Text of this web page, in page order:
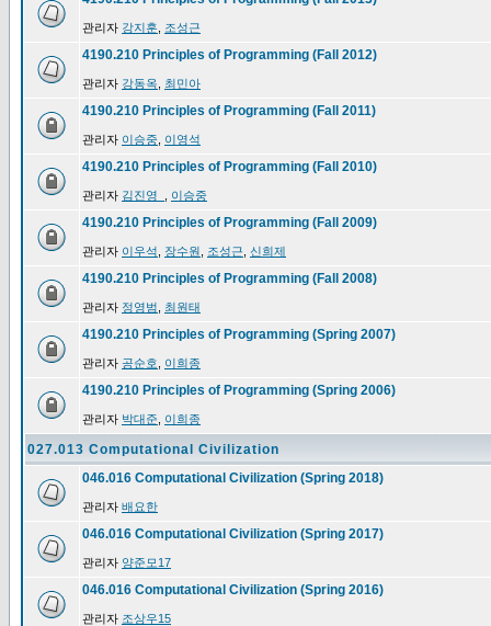
관리자 강지훈 조성근
4190.210 Principles of Programming (Fall 2012)
관리자 강동옥 최민아
4190.210 Principles of Programming (Fall 2011)
관리자 이승중 이영석
4190.210 Principles of Programming (Fall 2010)
관리자 김진영_ 이승중
4190.210 Principles of Programming (Fall 2009)
관리자 이우석 장수원 조성근 신희제
4190.210 Principles of Programming (Fall 2008)
관리자 정영범 최원태
4190.210 Principles of Programming (Spring 2007)
관리자 공순호 이희종
4190.210 Principles of Programming (Spring 2006)
관리자 박대준 이희종
027.013 Computational Civilization
046.016 Computational Civilization (Spring 2018)
관리자 배요한
046.016 Computational Civilization (Spring 2017)
관리자 양준모17
046.016 Computational Civilization (Spring 2016)
관리자 조상우15